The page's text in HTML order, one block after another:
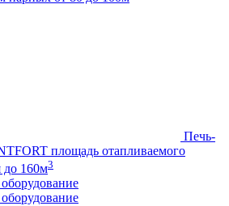
Печь-
площадь отапливаемого
160м3